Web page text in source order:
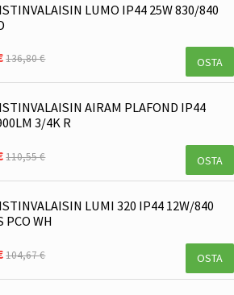
LUMO IP44 25W 830/840
136,80 € OSTA
AIRAM PLAFOND IP44
3/4K R
110,55 € OSTA
LUMI 320 IP44 12W/840
PCO WH
104,67 € OSTA